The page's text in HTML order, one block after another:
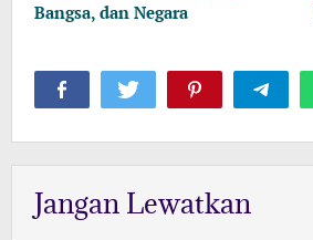
Bangsa, dan Negara
Jangan Lewatkan